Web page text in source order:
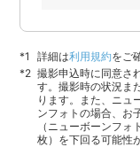
詳細は利用規約をご
撮影申込時に同意さ
す。撮影時の状況ま
ります。また、ニュ
ンフォトの場合、お
（ニューボーンフ
枚）を下回る可能性